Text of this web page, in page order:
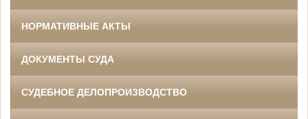
НОРМАТИВНЫЕ АКТЫ
ДОКУМЕНТЫ СУДА
СУДЕБНОЕ ДЕЛОПРОИЗВОДСТВО